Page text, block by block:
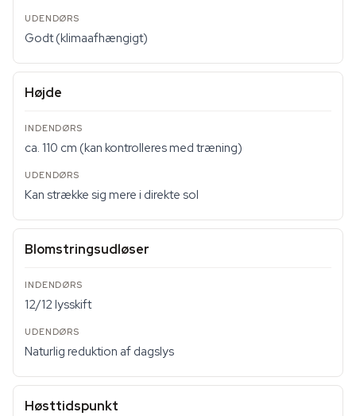
Godt (klimaafhængigt)
Højde
ca. 110 cm (kan kontrolleres med træning)
Kan strække sig mere i direkte sol
Blomstringsudløser
12/12 lysskift
Naturlig reduktion af dagslys
Høsttidspunkt